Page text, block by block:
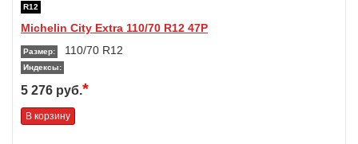
R12
Michelin City Extra 110/70 R12 47P
Размер: 110/70 R12
Индексы:
5 276 руб.*
В корзину